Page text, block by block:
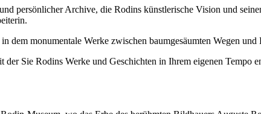
persönlicher Archive, die Rodins künstlerische Vision und
dem monumentale Werke zwischen baumgesäumten Wegen
Sie Rodins Werke und Geschichten in Ihrem eigenen Tempo